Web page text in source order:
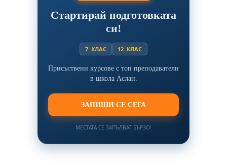
Стартирай подготовката
си!
7. КЛАС 12. КЛАС
Присъствени курсове с топ преподаватели
в школа Аслан.
ЗАПИШИ СЕ СЕГА
МЕСТАТА СЕ ЗАПЪЛВАТ БЪРЗО!